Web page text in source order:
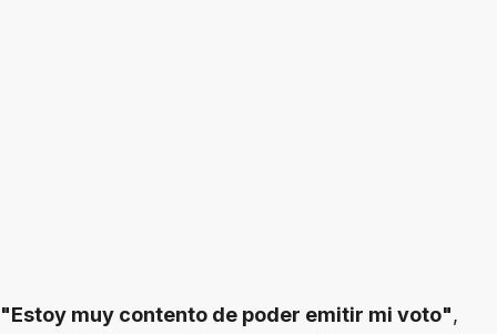
"Estoy muy contento de poder emitir mi voto",